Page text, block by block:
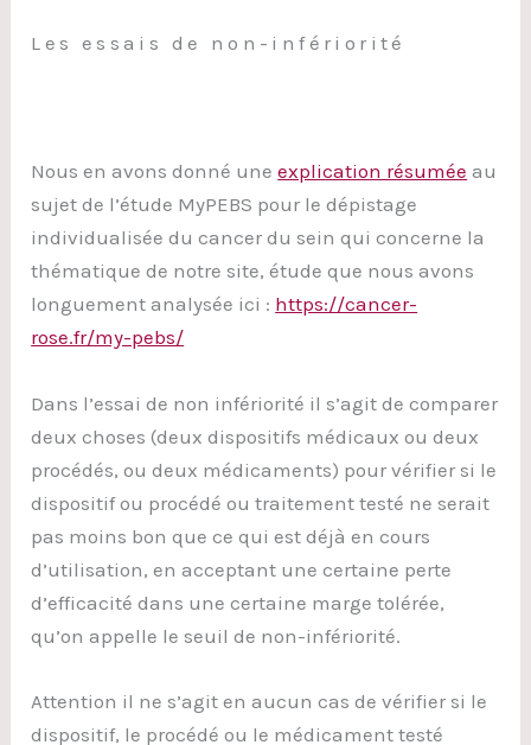
Les essais de non-infériorité
Nous en avons donné uneexplication résumée au
sujet de l’étude MyPEBS pour le dépistage
individualisée du cancer du sein qui concerne la
thématique de notre site, étude que nous avons
longuement analysée ici : https://cancer-
rose.fr/my-pebs/
Dans l’essai de non infériorité il s’agit de comparer
deux choses (deux dispositifs médicaux ou deux
procédés, ou deux médicaments) pour vérifier si le
dispositif ou procédé ou traitement testé ne serait
pas moins bon que ce qui est déjà en cours
d’utilisation, en acceptant une certaine perte
d’efficacité dans une certaine marge tolérée,
qu’on appelle le seuil de non-infériorité.
Attention il ne s’agit en aucun cas de vérifier si le
dispositif, le procédé ou le médicament testé